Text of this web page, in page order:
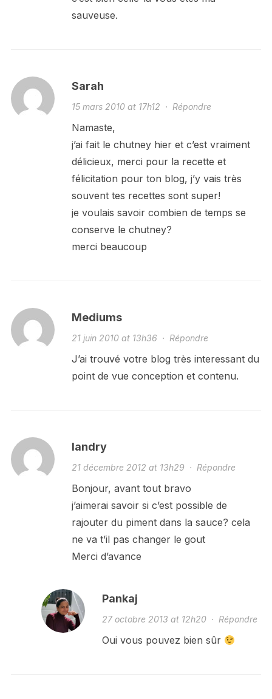
sauveuse.
Sarah
15 mars 2010 at 17h12 · Répondre
Namaste,
j’ai fait le chutney hier et c’est vraiment
délicieux, merci pour la recette et
félicitation pour ton blog, j’y vais très
souvent tes recettes sont super!
je voulais savoir combien de temps se
conserve le chutney?
merci beaucoup
Mediums
21 juin 2010 at 13h36· Répondre
J’ai trouvé votre blog très interessant du
point de vue conception et contenu.
landry
21 décembre 2012 at 13h29 · Répondre
Bonjour, avant tout bravo
j’aimerai savoir si c’est possible de
rajouter du piment dans la sauce? cela
ne va t’il pas changer le gout
Merci d’avance
Pankaj
27 octobre 2013 at 12h20· Répondre
Oui vous pouvez bien sûr